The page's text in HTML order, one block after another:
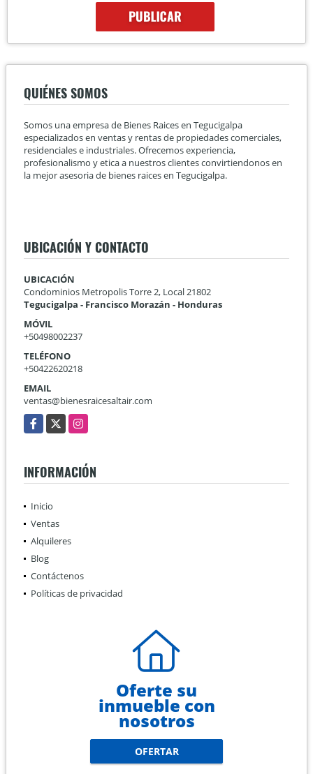
QUIÉNES SOMOS
Somos una empresa de Bienes Raices en Tegucigalpa
especializados en ventas y rentas de propiedades comerciales,
residenciales e industriales. Ofrecemos experiencia,
profesionalismo y etica a nuestros clientes convirtiendonos en
la mejor asesoria de bienes raices en Tegucigalpa.
UBICACIÓN Y CONTACTO
UBICACIÓN
Condominios Metropolis Torre 2, Local 21802
Tegucigalpa - Francisco Morazán - Honduras
MÓVIL
+50498002237
TELÉFONO
+50422620218
EMAIL
ventas@bienesraicesaltair.com
Facebook
X Instagram
INFORMACIÓN
Inicio
Ventas
Alquileres
Blog
Contáctenos
Políticas de privacidad
Oferte su
inmueble con
nosotros
OFERTAR